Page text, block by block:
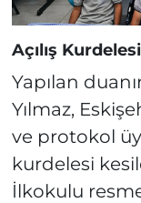
Açılış
Yapılan
Yılmaz,
ve protokol
kurdelesi
İlkokulu